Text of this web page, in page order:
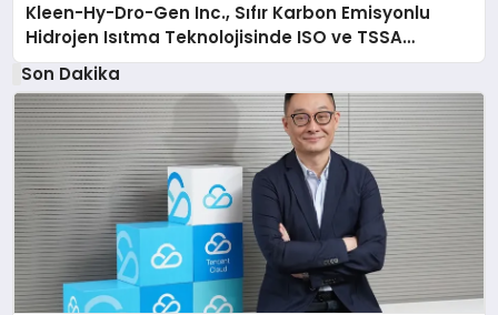
Kleen-Hy-Dro-Gen Inc., Sıfır Karbon Emisyonlu
Hidrojen Isıtma Teknolojisinde ISO ve TSSA
Düzenleyici Onaylarını Aldı
Son Dakika